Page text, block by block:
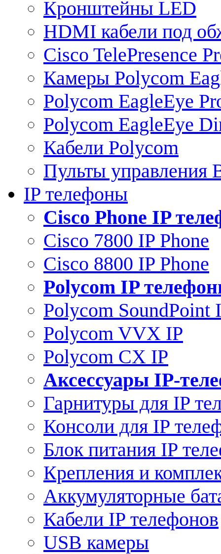
Кронштейны LED
HDMI кабели под
Cisco TelePresence
Камеры Polycom
Polycom EagleEye
Polycom EagleEye
Кабели Polycom
Пульты управления
IP телефоны
Сisco Phone IP
Cisco 7800 IP Phone
Cisco 8800 IP Phone
Polycom IP
Polycom SoundPoint
Polycom VVX IP
Polycom CX IP
Аксессуары IP-
Гарнитуры для IP
Консоли для IP
Блок питания IP
Крепления и
Аккумуляторные
Кабели IP телефонов
USB камеры